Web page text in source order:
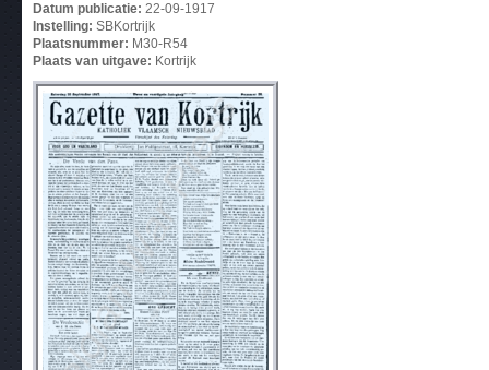
Datum publicatie: 22-09-1917
Instelling: SBKortrijk
Plaatsnummer: M30-R54
Plaats van uitgave: Kortrijk